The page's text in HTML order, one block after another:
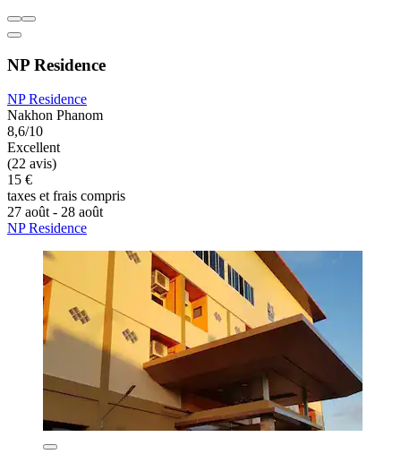
NP Residence
NP Residence
Nakhon Phanom
8,6/10
Excellent
(22 avis)
15 €
taxes et frais compris
27 août - 28 août
NP Residence